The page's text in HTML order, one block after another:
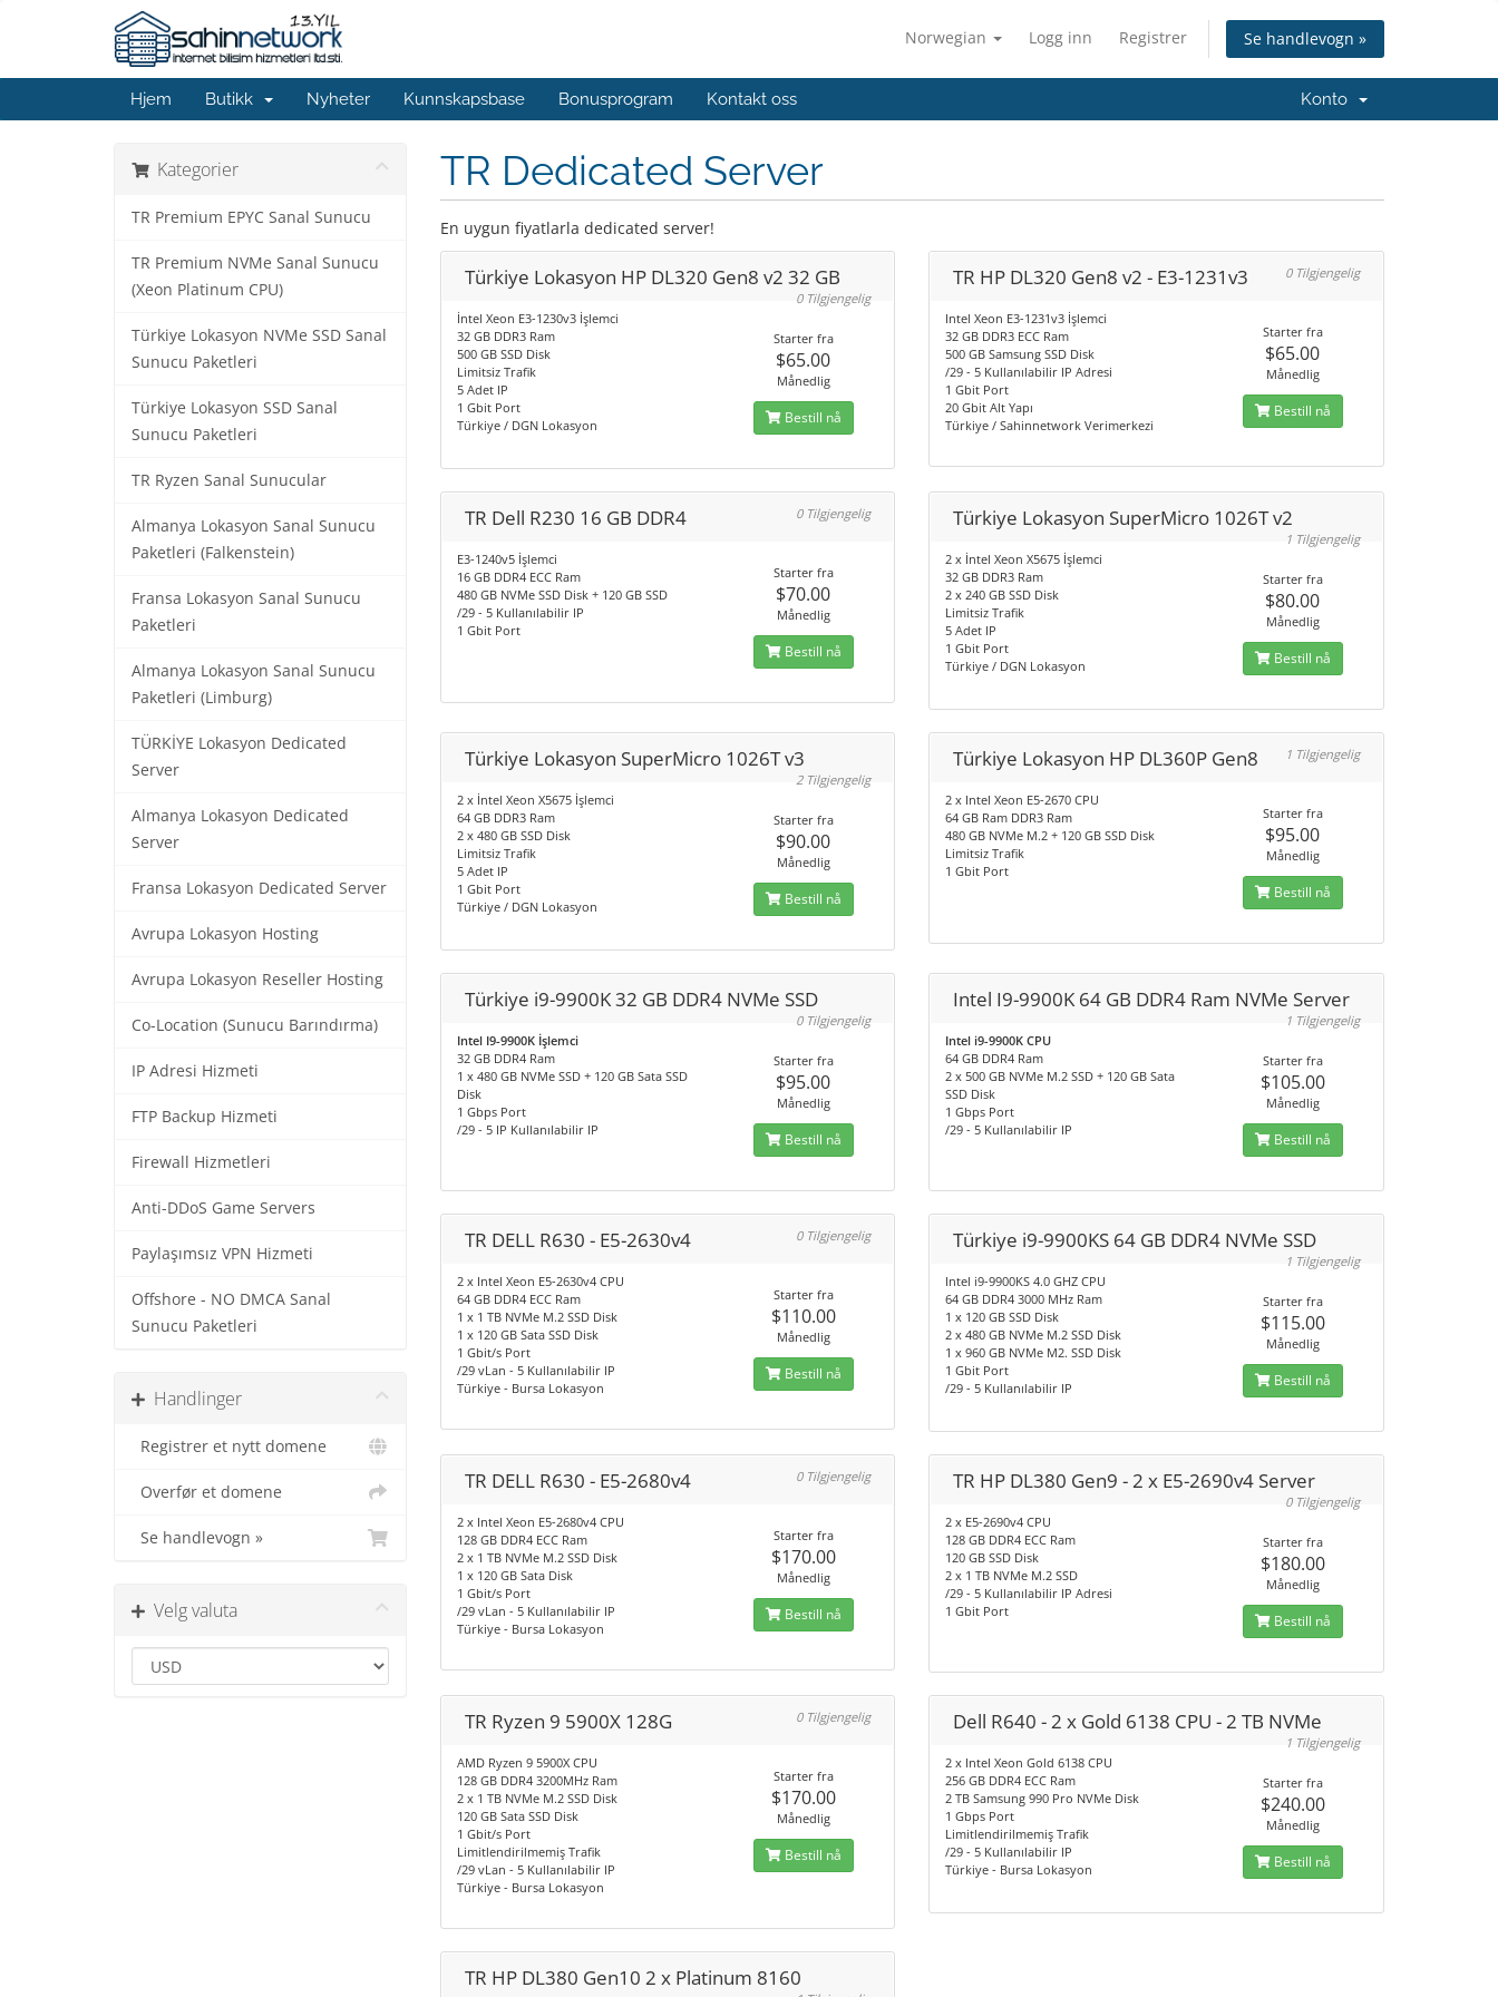
Norwegian Logg inn Registrer Se handlevogn »
Hjem Butikk Nyheter Kunnskapsbase Bonusprogram Kontakt oss Konto
Kategorier
TR Premium EPYC Sanal Sunucu
TR Premium NVMe Sanal Sunucu
(Xeon Platinum CPU)
Türkiye Lokasyon NVMe SSD Sanal
Sunucu Paketleri
Türkiye Lokasyon SSD Sanal
Sunucu Paketleri
TR Ryzen Sanal Sunucular
Almanya Lokasyon Sanal Sunucu
Paketleri (Falkenstein)
Fransa Lokasyon Sanal Sunucu
Paketleri
Almanya Lokasyon Sanal Sunucu
Paketleri (Limburg)
TÜRKİYE Lokasyon Dedicated
Server
Almanya Lokasyon Dedicated
Server
Fransa Lokasyon Dedicated Server
Avrupa Lokasyon Hosting
Avrupa Lokasyon Reseller Hosting
Co-Location (Sunucu Barındırma)
IP Adresi Hizmeti
FTP Backup Hizmeti
Firewall Hizmetleri
Anti-DDoS Game Servers
Paylaşımsız VPN Hizmeti
Offshore - NO DMCA Sanal
Sunucu Paketleri
Handlinger
Registrer et nytt domene
Overfør et domene
Se handlevogn »
Velg valuta
TR Dedicated Server
En uygun fiyatlarla dedicated server!
Türkiye Lokasyon HP DL320 Gen8 v2 32 GB
0 Tilgjengelig
İntel Xeon E3-1230v3 İşlemci
32 GB DDR3 Ram
500 GB SSD Disk
Limitsiz Trafik
5 Adet IP
1 Gbit Port
Türkiye / DGN Lokasyon
Starter fra
$65.00
Månedlig
Bestill nå
TR HP DL320 Gen8 v2 - E3-1231v3 0 Tilgjengelig
Intel Xeon E3-1231v3 İşlemci
32 GB DDR3 ECC Ram
500 GB Samsung SSD Disk
/29 - 5 Kullanılabilir IP Adresi
1 Gbit Port
20 Gbit Alt Yapı
Türkiye / Sahinnetwork Verimerkezi
Starter fra
$65.00
Månedlig
Bestill nå
TR Dell R230 16 GB DDR4 0 Tilgjengelig
E3-1240v5 İşlemci
16 GB DDR4 ECC Ram
480 GB NVMe SSD Disk + 120 GB SSD
/29 - 5 Kullanılabilir IP
1 Gbit Port
Starter fra
$70.00
Månedlig
Bestill nå
Türkiye Lokasyon SuperMicro 1026T v2
1 Tilgjengelig
2 x İntel Xeon X5675 İşlemci
32 GB DDR3 Ram
2 x 240 GB SSD Disk
Limitsiz Trafik
5 Adet IP
1 Gbit Port
Türkiye / DGN Lokasyon
Starter fra
$80.00
Månedlig
Bestill nå
Türkiye Lokasyon SuperMicro 1026T v3
2 Tilgjengelig
2 x İntel Xeon X5675 İşlemci
64 GB DDR3 Ram
2 x 480 GB SSD Disk
Limitsiz Trafik
5 Adet IP
1 Gbit Port
Türkiye / DGN Lokasyon
Starter fra
$90.00
Månedlig
Bestill nå
Türkiye Lokasyon HP DL360P Gen8 1 Tilgjengelig
2 x Intel Xeon E5-2670 CPU
64 GB Ram DDR3 Ram
480 GB NVMe M.2 + 120 GB SSD Disk
Limitsiz Trafik
1 Gbit Port
Starter fra
$95.00
Månedlig
Bestill nå
Türkiye i9-9900K 32 GB DDR4 NVMe SSD
0 Tilgjengelig
Intel I9-9900K İşlemci
32 GB DDR4 Ram
1 x 480 GB NVMe SSD + 120 GB Sata SSD
Disk
1 Gbps Port
/29 - 5 IP Kullanılabilir IP
Starter fra
$95.00
Månedlig
Bestill nå
Intel I9-9900K 64 GB DDR4 Ram NVMe Server
1 Tilgjengelig
Intel i9-9900K CPU
64 GB DDR4 Ram
2 x 500 GB NVMe M.2 SSD + 120 GB Sata
SSD Disk
1 Gbps Port
/29 - 5 Kullanılabilir IP
Starter fra
$105.00
Månedlig
Bestill nå
TR DELL R630 - E5-2630v4 0 Tilgjengelig
2 x Intel Xeon E5-2630v4 CPU
64 GB DDR4 ECC Ram
1 x 1 TB NVMe M.2 SSD Disk
1 x 120 GB Sata SSD Disk
1 Gbit/s Port
/29 vLan - 5 Kullanılabilir IP
Türkiye - Bursa Lokasyon
Starter fra
$110.00
Månedlig
Bestill nå
Türkiye i9-9900KS 64 GB DDR4 NVMe SSD
1 Tilgjengelig
Intel i9-9900KS 4.0 GHZ CPU
64 GB DDR4 3000 MHz Ram
1 x 120 GB SSD Disk
2 x 480 GB NVMe M.2 SSD Disk
1 x 960 GB NVMe M2. SSD Disk
1 Gbit Port
/29 - 5 Kullanılabilir IP
Starter fra
$115.00
Månedlig
Bestill nå
TR DELL R630 - E5-2680v4 0 Tilgjengelig
2 x Intel Xeon E5-2680v4 CPU
128 GB DDR4 ECC Ram
2 x 1 TB NVMe M.2 SSD Disk
1 x 120 GB Sata Disk
1 Gbit/s Port
/29 vLan - 5 Kullanılabilir IP
Türkiye - Bursa Lokasyon
Starter fra
$170.00
Månedlig
Bestill nå
TR HP DL380 Gen9 - 2 x E5-2690v4 Server
0 Tilgjengelig
2 x E5-2690v4 CPU
128 GB DDR4 ECC Ram
120 GB SSD Disk
2 x 1 TB NVMe M.2 SSD
/29 - 5 Kullanılabilir IP Adresi
1 Gbit Port
Starter fra
$180.00
Månedlig
Bestill nå
TR Ryzen 9 5900X 128G 0 Tilgjengelig
AMD Ryzen 9 5900X CPU
128 GB DDR4 3200MHz Ram
2 x 1 TB NVMe M.2 SSD Disk
120 GB Sata SSD Disk
1 Gbit/s Port
Limitlendirilmemiş Trafik
/29 vLan - 5 Kullanılabilir IP
Türkiye - Bursa Lokasyon
Starter fra
$170.00
Månedlig
Bestill nå
Dell R640 - 2 x Gold 6138 CPU - 2 TB NVMe
1 Tilgjengelig
2 x Intel Xeon Gold 6138 CPU
256 GB DDR4 ECC Ram
2 TB Samsung 990 Pro NVMe Disk
1 Gbps Port
Limitlendirilmemiş Trafik
/29 - 5 Kullanılabilir IP
Türkiye - Bursa Lokasyon
Starter fra
$240.00
Månedlig
Bestill nå
TR HP DL380 Gen10 2 x Platinum 8160